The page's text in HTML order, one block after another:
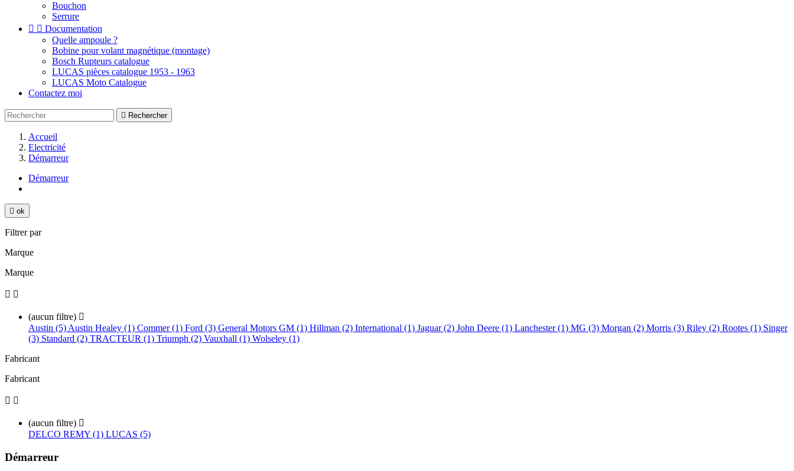
Bouchon
Serrure
  Documentation
Quelle ampoule ?
Bobine pour volant magnétique (montage)
Bosch Rupteurs catalogue
LUCAS pièces catalogue 1953 - 1963
LUCAS Moto Catalogue
Contactez moi
 Rechercher
Accueil
Electricité
Démarreur
Démarreur
 ok
Filtrer par
Marque
Marque
 
(aucun filtre) 
Austin (5) Austin Healey (1) Commer (1) Ford (3) General Motors GM (1) Hillman (2) International (1) Jaguar (2) John Deere (1) Lanchester (1) MG (3) Morgan (2) Morris (3) Riley (2) Rootes (1) Singer
(3) Standard (2) TRACTEUR (1) Triumph (2) Vauxhall (1) Wolseley (1)
Fabricant
Fabricant
 
(aucun filtre) 
DELCO REMY (1) LUCAS (5)
Démarreur